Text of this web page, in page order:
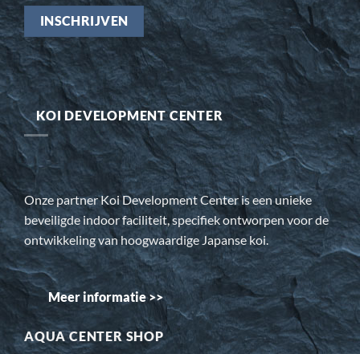
KOI DEVELOPMENT CENTER
Onze partner Koi Development Center is een unieke
beveiligde indoor faciliteit, specifiek ontworpen voor de
ontwikkeling van hoogwaardige Japanse koi.
Meer informatie >>
AQUA CENTER SHOP